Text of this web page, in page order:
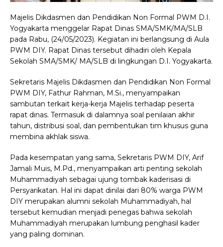
Majelis Dikdasmen dan Pendidikan Non Formal PWM D.I.
Yogyakarta menggelar Rapat Dinas SMA/SMK/MA/SLB
pada Rabu, (24/05/2023). Kegiatan ini berlangsung di Aula
PWM DIY. Rapat Dinas tersebut dihadiri oleh Kepala
Sekolah SMA/SMK/ MA/SLB di lingkungan D.I. Yogyakarta.
Sekretaris Majelis Dikdasmen dan Pendidikan Non Formal
PWM DIY, Fathur Rahman, M.Si., menyampaikan
sambutan terkait kerja-kerja Majelis terhadap peserta
rapat dinas. Termasuk di dalamnya soal penilaian akhir
tahun, distribusi soal, dan pembentukan tim khusus guna
membina akhlak siswa.
Pada kesempatan yang sama, Sekretaris PWM DIY, Arif
Jamali Muis, M.Pd., menyampaikan arti penting sekolah
Muhammadiyah sebagai ujung tombak kaderisasi di
Persyarikatan. Hal ini dapat dinilai dari 80% warga PWM
DIY merupakan alumni sekolah Muhammadiyah, hal
tersebut kemudian menjadi penegas bahwa sekolah
Muhammadiyah merupakan lumbung penghasil kader
yang paling dominan.